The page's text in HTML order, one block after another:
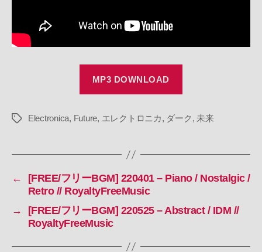
MP3 DOWNLOAD
タ
Electronica, Future, エレクトロニカ, ダーク , 未来
←
[FREE/フリーBGM] 220401 – Piano / Nostalgic /
Retro // RoyaltyFreeMusic
→
[FREE/フリーBGM] 220525 – Abstract / IDM //
RoyaltyFreeMusic